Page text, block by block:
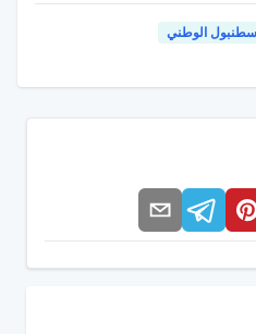
سيار: "يجب أن تعمل
المخاطر"
الطيران، تطرق سيار إلى
قال سيار: "يجب أن تكون
وعلم الأعصاب وغيرها
المجالات معًا يدًا بيد.
المخاطر في مجال الطيران إلى